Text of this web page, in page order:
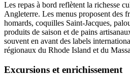
Les repas à bord reflètent la richesse
Angleterre. Les menus proposent des
homards, coquilles Saint-Jacques,
produits de saison et de pains
souvent en avant des labels
régionaux du Rhode Island et du
Excursions et enrichissement